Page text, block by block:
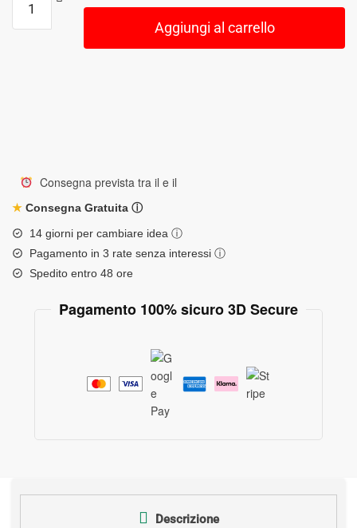
Aggiungi al carrello
Consegna prevista tra il e il
★ Consegna Gratuita ⓘ
14 giorni per cambiare idea ⓘ
Pagamento in 3 rate senza interessi ⓘ
Spedito entro 48 ore
Pagamento 100% sicuro 3D Secure
Descrizione